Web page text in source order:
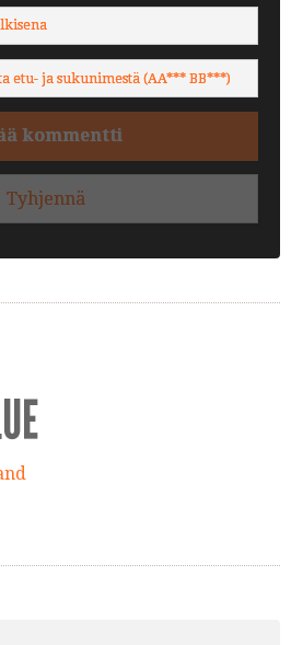
etu- ja sukunimestä (AA*** BB***)
kommentti
Tyhjennä